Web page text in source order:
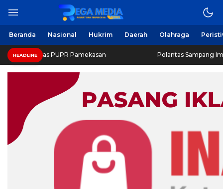
Beranda Nasional Hukrim Daerah Olahraga
HEADLINE
PUPR Pamekasan Polantas Sampang Imbau